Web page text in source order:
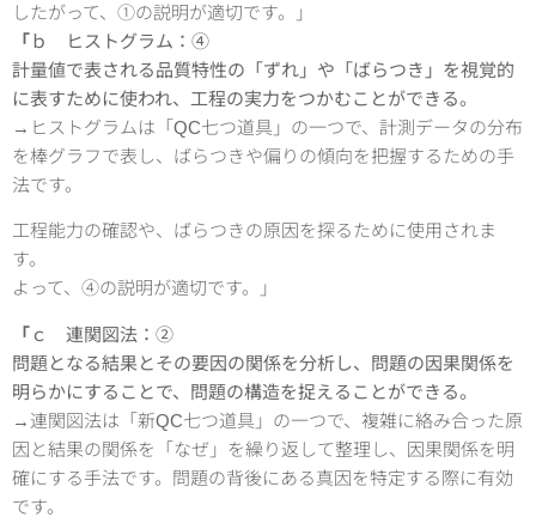
したがって、①の説明が適切です。」
「 ｂ ヒストグラム：④
計量値で表される品質特性の「ずれ」や「ばらつき」を視覚的
に表すために使われ、工程の実力をつかむことができる。
→ヒストグラムは「QC七つ道具」の一つで、計測データの分布
を棒グラフで表し、ばらつきや偏りの傾向を把握するための手
法です。
工程能力の確認や、ばらつきの原因を探るために使用されま
す。
よって、④の説明が適切です。」
「ｃ 連関図法：②
問題となる結果とその要因の関係を分析し、問題の因果関係を
明らかにすることで、問題の構造を捉えることができる。
→連関図法は「新QC七つ道具」の一つで、複雑に絡み合った原
因と結果の関係を「なぜ」を繰り返して整理し、因果関係を明
確にする手法です。問題の背後にある真因を特定する際に有効
です。